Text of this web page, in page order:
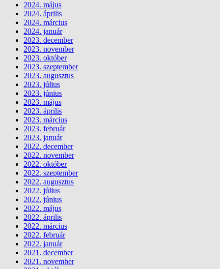
2024. május
2024. április
2024. március
2024. január
2023. december
2023. november
2023. október
2023. szeptember
2023. augusztus
2023. július
2023. június
2023. május
2023. április
2023. március
2023. február
2023. január
2022. december
2022. november
2022. október
2022. szeptember
2022. augusztus
2022. július
2022. június
2022. május
2022. április
2022. március
2022. február
2022. január
2021. december
2021. november